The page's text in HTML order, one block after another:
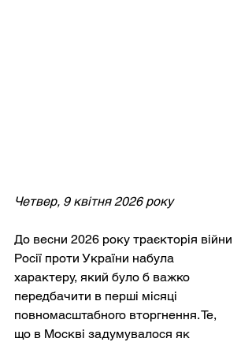
Четвер, 9 квітня 2026 року
До весни 2026 року траєкторія війни
Росії проти України набула
характеру, який було б важко
передбачити в перші місяці
повномасштабного вторгнення. Те,
що в Москві задумувалося як